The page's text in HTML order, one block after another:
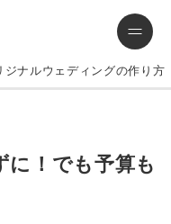
ジナルウェディングの作り方
！でも予算も